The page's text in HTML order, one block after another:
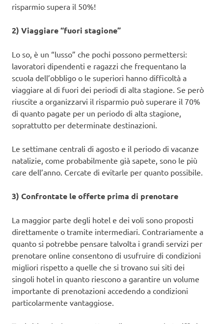
risparmio supera il 50%!
2) Viaggiare “fuori stagione”
Lo so, è un “lusso” che pochi possono permettersi:
lavoratori dipendenti e ragazzi che frequentano la
scuola dell’obbligo o le superiori hanno difficoltà a
viaggiare al di fuori dei periodi di alta stagione. Se però
riuscite a organizzarvi il risparmio può superare il 70%
di quanto pagate per un periodo di alta stagione,
soprattutto per determinate destinazioni.
Le settimane centrali di agosto e il periodo di vacanze
natalizie, come probabilmente già sapete, sono le più
care dell’anno. Cercate di evitarle per quanto possibile.
3) Confrontate le offerte prima di prenotare
La maggior parte degli hotel e dei voli sono proposti
direttamente o tramite intermediari. Contrariamente a
quanto si potrebbe pensare talvolta i grandi servizi per
prenotare online consentono di usufruire di condizioni
migliori rispetto a quelle che si trovano sui siti dei
singoli hotel in quanto riescono a garantire un volume
importante di prenotazioni accedendo a condizioni
particolarmente vantaggiose.